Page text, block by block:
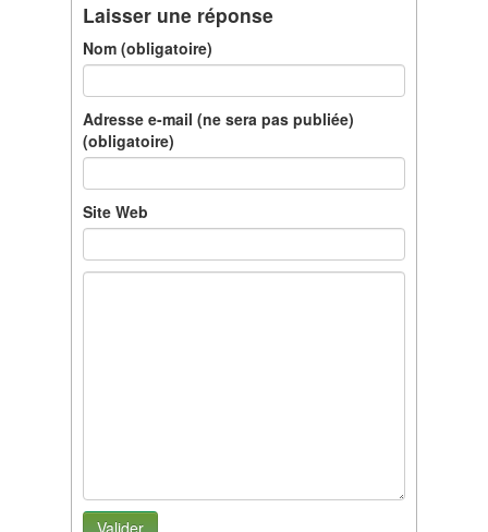
Laisser une réponse
Nom (obligatoire)
Adresse e-mail (ne sera pas publiée)
(obligatoire)
Site Web